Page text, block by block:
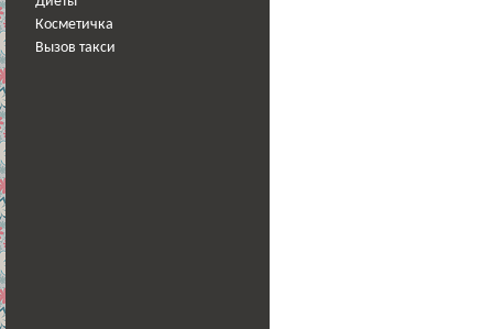
Косметичка
Вызов такси